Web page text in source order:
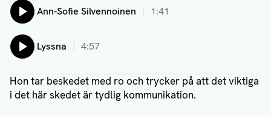
Lyssna på:
Ann-Sofie Silvennoinen 1:41
Lyssna 4:57
Hon tar beskedet med ro och trycker på att det viktiga
i det här skedet är tydlig kommunikation.